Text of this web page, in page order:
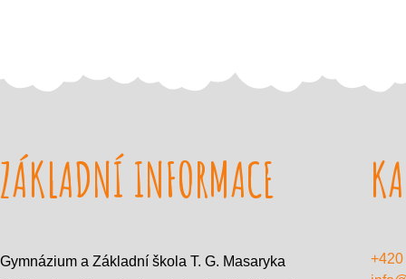
a
n
ZÁKLADNÍ INFORMACE
Gymnázium a Základní škola T. G. Masaryka